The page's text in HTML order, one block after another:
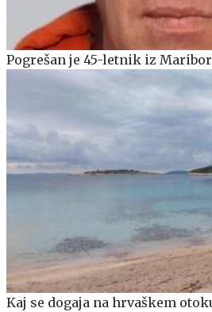
Pogrešan je 45-letnik iz
Kaj se dogaja na hrvaškem